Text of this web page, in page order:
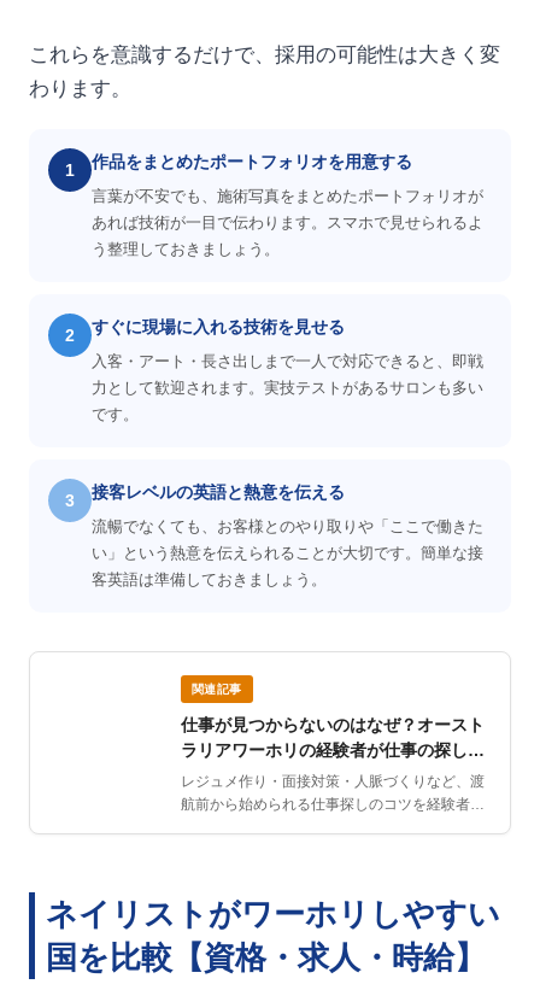
これらを意識するだけで、採用の可能性は大きく変
わります。
1 作品をまとめたポートフォリオを用意する
言葉が不安でも、施術写真をまとめたポートフォリオが
あれば技術が一目で伝わります。スマホで見せられるよ
う整理しておきましょう。
2 すぐに現場に入れる技術を見せる
入客・アート・長さ出しまで一人で対応できると、即戦
力として歓迎されます。実技テストがあるサロンも多い
です。
3 接客レベルの英語と熱意を伝える
流暢でなくても、お客様とのやり取りや「ここで働きた
い」という熱意を伝えられることが大切です。簡単な接
客英語は準備しておきましょう。
関連記事
仕事が見つからないのはなぜ？オースト
ラリアワーホリの経験者が仕事の探し方
をご紹介
レジュメ作り・面接対策・人脈づくりなど、渡
航前から始められる仕事探しのコツを経験者が
ネイリストがワーホリしやすい
国を比較【資格・求人・時給】